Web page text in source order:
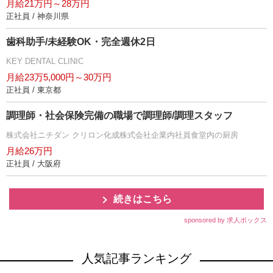
月給21万円～28万円
正社員 / 神奈川県
歯科助手/未経験OK・完全週休2日
KEY DENTAL CLINIC
月給23万5,000円～30万円
正社員 / 東京都
調理師・社会保険完備の職場で調理師/調理スタッフ
株式会社ニチダン クリロン化成株式会社企業内社員食堂内の厨房
月給26万円
正社員 / 大阪府
続きはこちら
sponsored by 求人ボックス
人気記事ランキング